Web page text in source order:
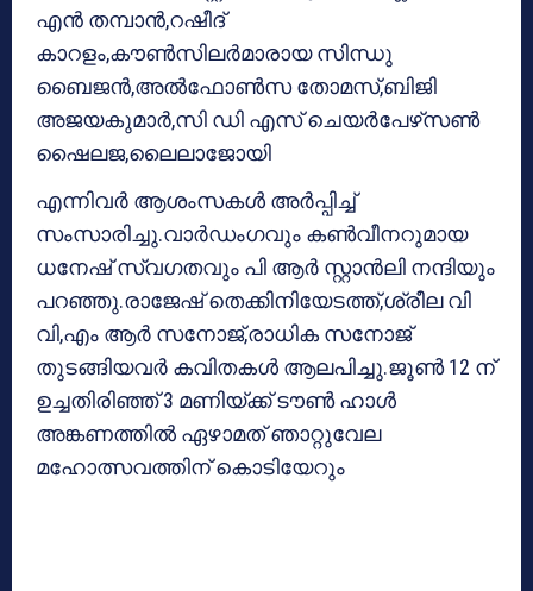
എന്‍ തമ്പാന്‍,റഷീദ്
കാറളം,കൗണ്‍സിലര്‍മാരായ സിന്ധു
ബൈജന്‍,അല്‍ഫോണ്‍സ തോമസ്,ബിജി
അജയകുമാര്‍,സി ഡി എസ് ചെയര്‍പേഴ്‌സണ്‍
ഷൈലജ,ലൈലാജോയി
എന്നിവര്‍ ആശംസകള്‍ അര്‍പ്പിച്ച്
സംസാരിച്ചു.വാര്‍ഡംഗവും കണ്‍വീനറുമായ
ധനേഷ് സ്വഗതവും പി ആര്‍ സ്റ്റാന്‍ലി നന്ദിയും
പറഞ്ഞു.രാജേഷ് തെക്കിനിയേടത്ത്,ശ്രീല വി
വി,എം ആര്‍ സനോജ്,രാധിക സനോജ്
തുടങ്ങിയവര്‍ കവിതകള്‍ ആലപിച്ചു.ജൂണ്‍ 12 ന്
ഉച്ചതിരിഞ്ഞ് 3 മണിയ്ക്ക് ടൗണ്‍ ഹാള്‍
അങ്കണത്തില്‍ ഏഴാമത് ഞാറ്റുവേല
മഹോത്സവത്തിന് കൊടിയേറും